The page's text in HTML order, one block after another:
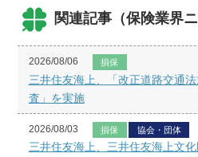
関連記事（保険業界ニ
2026/08/06 損保
三井住友海上、「改正道路交通
査」を実施
2026/08/03 損保 協会・団体
三井住友海上、三井住友海上文